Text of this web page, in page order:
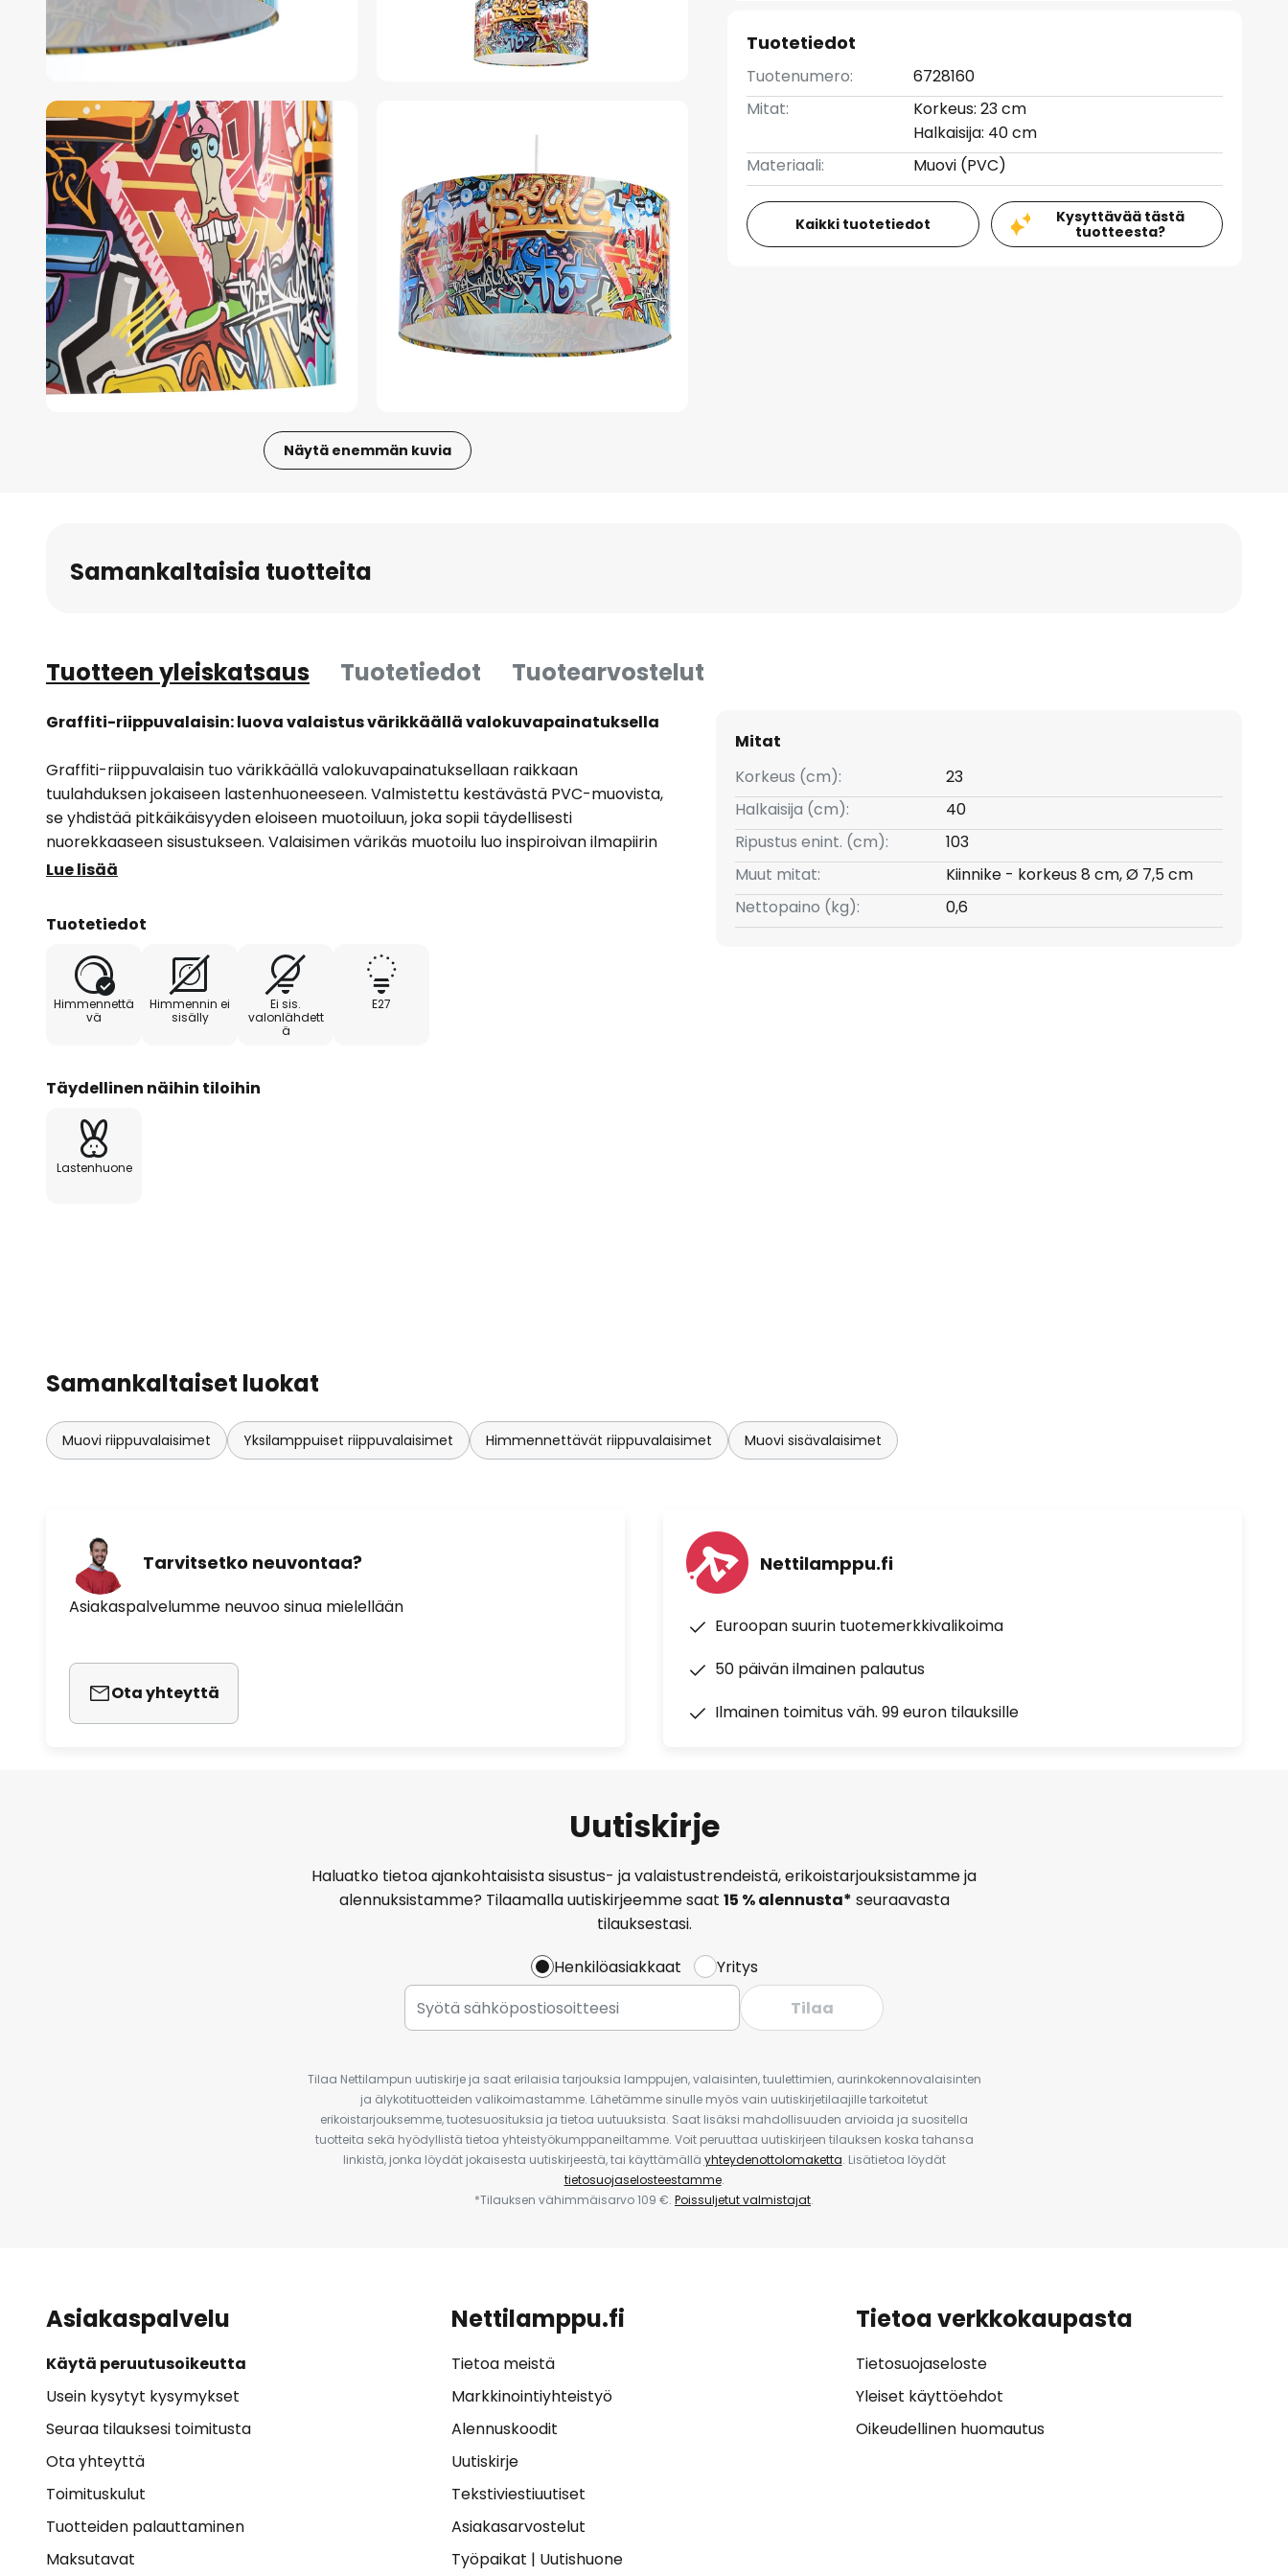
Näytä enemmän kuvia
Tuotetiedot
Tuotenumero:
6728160
Mitat:
Korkeus: 23 cm
Halkaisija: 40 cm
Materiaali:
Muovi (PVC)
Kaikki tuotetiedot
Kysyttävää tästä
tuotteesta?
Samankaltaisia tuotteita
Tuotteen yleiskatsaus Tuotetiedot Tuotearvostelut
Graffiti-riippuvalaisin: luova valaistus värikkäällä valokuvapainatuksella
Graffiti-riippuvalaisin tuo värikkäällä valokuvapainatuksellaan raikkaan
tuulahduksen jokaiseen lastenhuoneeseen. Valmistettu kestävästä PVC-muovista,
se yhdistää pitkäikäisyyden eloiseen muotoiluun, joka sopii täydellisesti
nuorekkaaseen sisustukseen. Valaisimen värikäs muotoilu luo inspiroivan ilmapiirin
ja tuo luovia aksentteja huoneeseen.
Graffiti-riippuvalaisimen toinen ominaisuus on himmennettävyys ulkoisella
voimakkuutta voidaan säätää joustavasti halutun tunnelman luomiseksi. Kestävä
pakkaus korostaa sitoutumista vastuulliseen tuotesuunnitteluun.
Lue lisää
Tuotetiedot
Himmennettä
vä
Himmennin ei
sisälly
Ei sis.
valonlähdett
ä
E27
Täydellinen näihin tiloihin
Lastenhuone
Mitat
Korkeus (cm):
23
Halkaisija (cm):
40
Ripustus enint. (cm):
103
Muut mitat:
Kiinnike - korkeus 8 cm, Ø 7,5 cm
Nettopaino (kg):
0,6
Samankaltaiset luokat
Muovi riippuvalaisimet Yksilamppuiset riippuvalaisimet Himmennettävät riippuvalaisimet Muovi sisävalaisimet
Tarvitsetko neuvontaa?
Asiakaspalvelumme neuvoo sinua mielellään
Ota yhteyttä
Nettilamppu.fi
Euroopan suurin tuotemerkkivalikoima
50 päivän ilmainen palautus
Ilmainen toimitus väh. 99 euron tilauksille
Uutiskirje
Haluatko tietoa ajankohtaisista sisustus- ja valaistustrendeistä, erikoistarjouksistamme ja
alennuksistamme? Tilaamalla uutiskirjeemme saat 15 % alennusta* seuraavasta
tilauksestasi.
Henkilöasiakkaat
Yritys
Tilaa
Tilaa Nettilampun uutiskirje ja saat erilaisia tarjouksia lamppujen, valaisinten, tuulettimien, aurinkokennovalaisinten
ja älykotituotteiden valikoimastamme. Lähetämme sinulle myös vain uutiskirjetilaajille tarkoitetut
erikoistarjouksemme, tuotesuosituksia ja tietoa uutuuksista. Saat lisäksi mahdollisuuden arvioida ja suositella
tuotteita sekä hyödyllistä tietoa yhteistyökumppaneiltamme. Voit peruuttaa uutiskirjeen tilauksen koska tahansa
linkistä, jonka löydät jokaisesta uutiskirjeestä, tai käyttämällä yhteydenottolomaketta. Lisätietoa löydät
tietosuojaselosteestamme.
*Tilauksen vähimmäisarvo 109 €. Poissuljetut valmistajat.
Asiakaspalvelu
Käytä peruutusoikeutta
Usein kysytyt kysymykset
Seuraa tilauksesi toimitusta
Ota yhteyttä
Toimituskulut
Tuotteiden palauttaminen
Maksutavat
Nettilamppu.fi
Tietoa meistä
Markkinointiyhteistyö
Alennuskoodit
Uutiskirje
Tekstiviestiuutiset
Asiakasarvostelut
Työpaikat | Uutishuone
Tietoa verkkokaupasta
Tietosuojaseloste
Yleiset käyttöehdot
Oikeudellinen huomautus